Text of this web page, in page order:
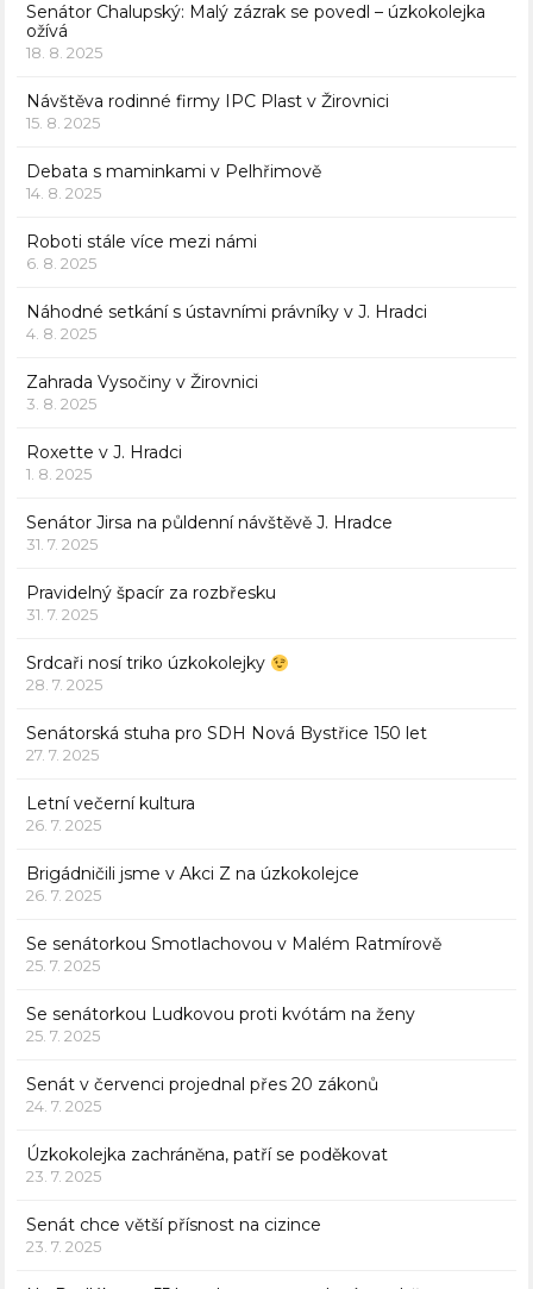
Senátor Chalupský: Malý zázrak se povedl – úzkokolejka
ožívá
18. 8. 2025
Návštěva rodinné firmy IPC Plast v Žirovnici
15. 8. 2025
Debata s maminkami v Pelhřimově
14. 8. 2025
Roboti stále více mezi námi
6. 8. 2025
Náhodné setkání s ústavními právníky v J. Hradci
4. 8. 2025
Zahrada Vysočiny v Žirovnici
3. 8. 2025
Roxette v J. Hradci
1. 8. 2025
Senátor Jirsa na půldenní návštěvě J. Hradce
31. 7. 2025
Pravidelný špacír za rozbřesku
31. 7. 2025
Srdcaři nosí triko úzkokolejky
28. 7. 2025
Senátorská stuha pro SDH Nová Bystřice 150 let
27. 7. 2025
Letní večerní kultura
26. 7. 2025
Brigádničili jsme v Akci Z na úzkokolejce
26. 7. 2025
Se senátorkou Smotlachovou v Malém Ratmírově
25. 7. 2025
Se senátorkou Ludkovou proti kvótám na ženy
25. 7. 2025
Senát v červenci projednal přes 20 zákonů
24. 7. 2025
Úzkokolejka zachráněna, patří se poděkovat
23. 7. 2025
Senát chce větší přísnost na cizince
23. 7. 2025